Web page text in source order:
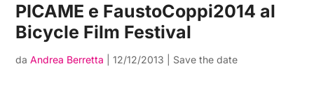
PICAME e FaustoCoppi2014 al
Bicycle Film Festival
daAndrea Berretta |12/12/2013 Save the date